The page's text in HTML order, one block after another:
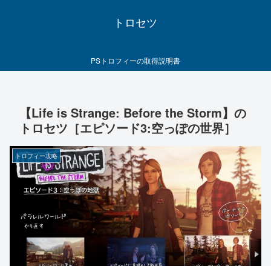
トロセツ
PSトロフィーの取得説明書
【Life is Strange: Before the Storm】の
トロセツ［エピソード3:空っぽの世界］
トロフィー攻略